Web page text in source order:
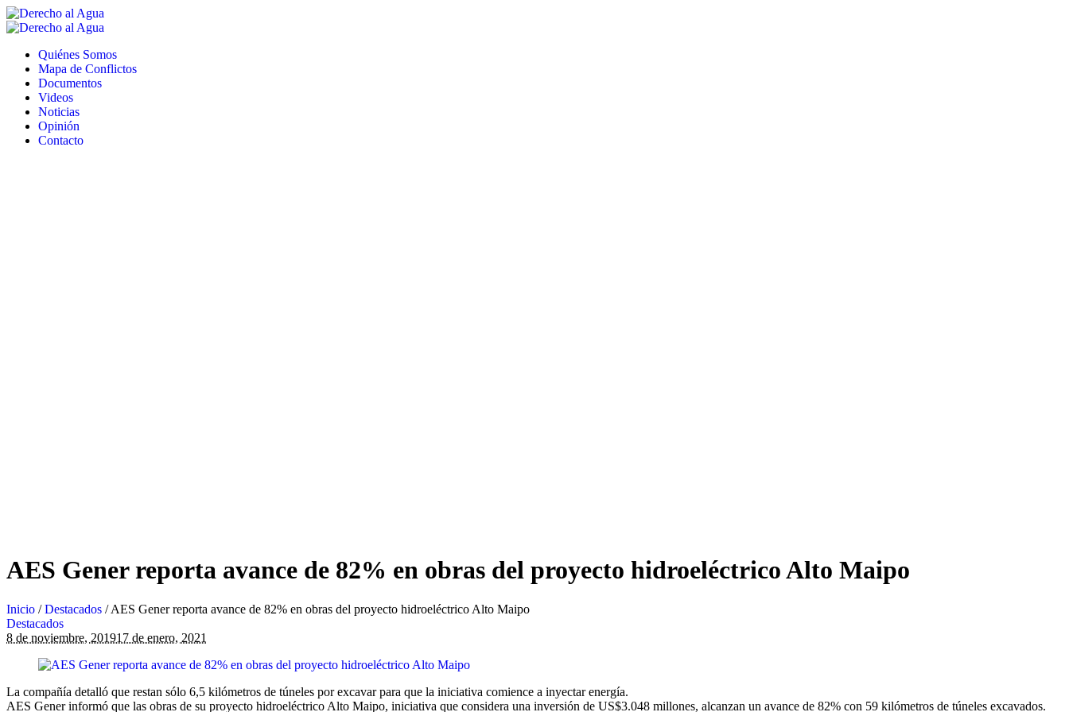
Quiénes Somos
Mapa de Conflictos
Documentos
Videos
Noticias
Opinión
Contacto
AES Gener reporta avance de 82% en obras del proyecto hidroeléctrico Alto Maipo
Inicio /Destacados /AES Gener reporta avance de 82% en obras del proyecto hidroeléctrico Alto Maipo
Destacados
8 de noviembre, 201917 de enero, 2021
La compañía detalló que restan sólo 6,5 kilómetros de túneles por excavar para que la iniciativa comience a inyectar energía.
AES Gener informó que las obras de su proyecto hidroeléctrico Alto Maipo, iniciativa que considera una inversión de US$3.048 millones, alcanzan un avance de 82% con 59 kilómetros de túneles excavados.